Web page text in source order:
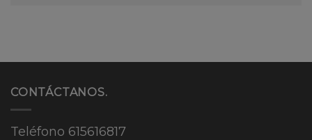
CONTÁCTANOS.
Teléfono 615616817